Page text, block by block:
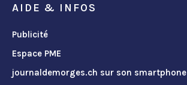
AIDE & INFOS
Publicité
Espace PME
journaldemorges.ch sur son smartphone